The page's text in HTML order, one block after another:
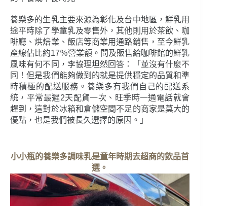
養樂多的生乳主要來源為彰化及台中地區，鮮乳用
途平時除了學童乳及零售外，其他則用於茶飲、咖
啡廳、烘焙業、飯店等商業用通路銷售，至今鮮乳
產線佔比約17％營業額。問及販售給咖啡館的鮮乳
風味有何不同，李協理坦然回答：「並沒有什麼不
同！但是我們能夠做到的就是提供穩定的品質和準
時積極的配送服務。養樂多有我們自己的配送系
統，平常最遲2天配貨一次、旺季時一通電話就會
趕到，這對於冰箱和倉儲空間不足的商家是莫大的
優點，也是我們被長久選擇的原因。」
小小瓶的養樂多調味乳是童年時期去超商的飲品首
選。